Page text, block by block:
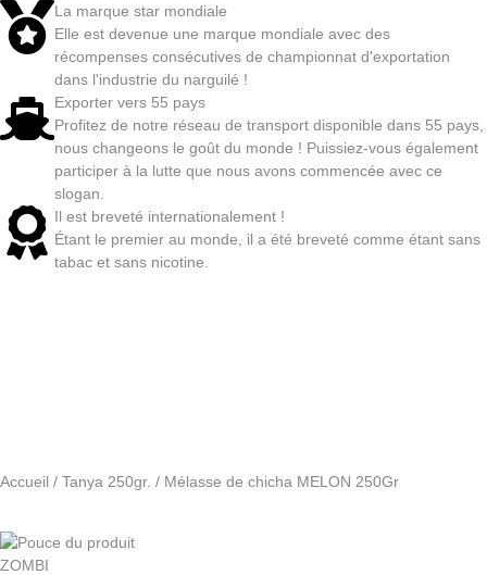
La marque star mondiale
Elle est devenue une marque mondiale avec des
récompenses consécutives de championnat d'exportation
dans l'industrie du narguilé !
Exporter vers 55 pays
Profitez de notre réseau de transport disponible dans 55 pays,
nous changeons le goût du monde ! Puissiez-vous également
participer à la lutte que nous avons commencée avec ce
slogan.
Il est breveté internationalement !
Étant le premier au monde, il a été breveté comme étant sans
tabac et sans nicotine.
Accueil / Tanya 250gr. / Mélasse de chicha MELON 250Gr
ZOMBI